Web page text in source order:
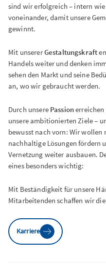
sind wir erfolgreich – intern
voneinander, damit unsere
gewinnt.
Mit unsererGestaltungskraft
Handels weiter und denken
sehen den Markt und seine
an, wo wir gebraucht werden.
Durch unsere Passion
unsere ambitionierten Ziele –
bewusst nach vorn: Wir wollen
nachhaltige Lösungen fördern
Vernetzung weiter ausbauen.
eines besonders wichtig:
Mit Beständigkeit für unsere
Mitarbeitenden schaffen wir
Karriere